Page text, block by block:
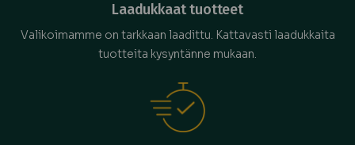
Laadukkaat tuotteet
Valikoimamme on tarkkaan laadittu. Kattavasti laadukkaita
tuotteita kysyntänne mukaan.